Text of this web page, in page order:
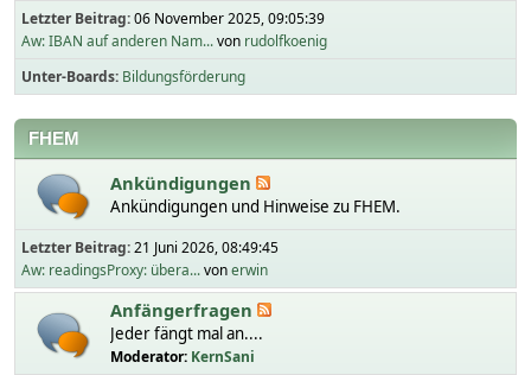
Letzter Beitrag:06 November 2025, 09:05:39
Aw: IBAN auf anderen Nam...von rudolfkoenig
Unter-Boards Bildungsförderung
FHEM
Ankündigungen
Ankündigungen und Hinweise zu FHEM.
Letzter Beitrag:21 Juni 2026, 08:49:45
Aw: readingsProxy: übera...vonerwin
Anfängerfragen
Jeder fängt mal an....
Moderator: KernSani